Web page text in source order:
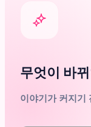
무엇이 바
이야기가 커지기